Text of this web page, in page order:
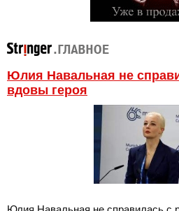
Юлия Навальная не
вдовы героя